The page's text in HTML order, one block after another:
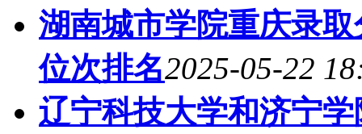
湖南城市学院重庆录
位次排名2025-05-22
辽宁科技大学和济宁